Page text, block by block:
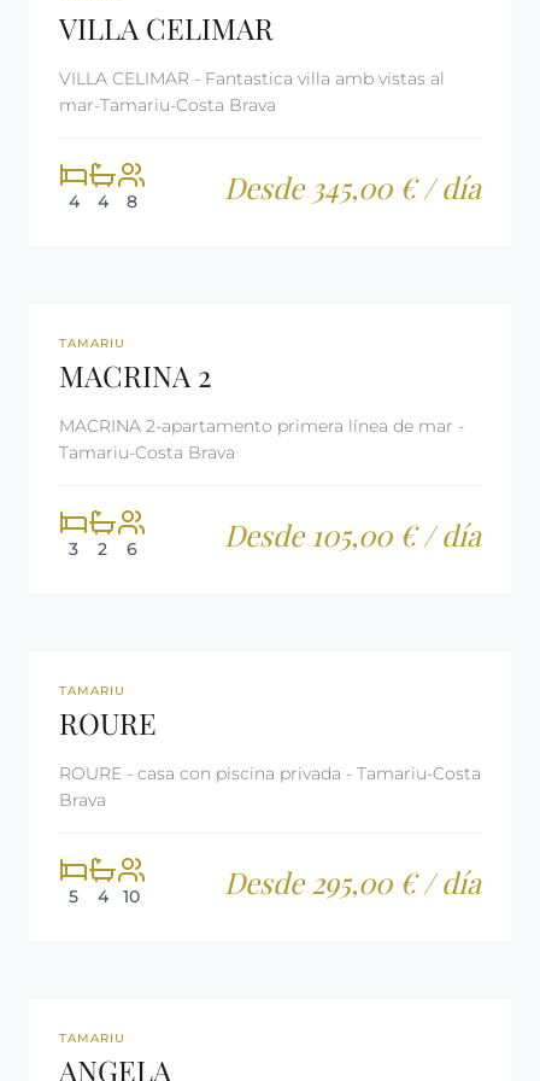
VILLA CELIMAR
VILLA CELIMAR - Fantastica villa amb vistas al
mar-Tamariu-Costa Brava
4 4 8 Desde 345,00 € / día
REF: CM937
TAMARIU
MACRINA 2
MACRINA 2-apartamento primera línea de mar -
Tamariu-Costa Brava
3 2 6 Desde 105,00 € / día
REF: CM655
TAMARIU
ROURE
ROURE - casa con piscina privada - Tamariu-Costa
Brava
5 4 10 Desde 295,00 € / día
REF: CM33
TAMARIU
ANGELA